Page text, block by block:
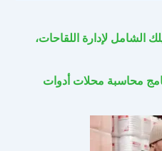
الشامل لإدارة اللقاحات،
محاسبة محلات أدوات